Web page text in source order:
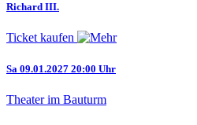
Richard III.
Ticket kaufen
Sa 09.01.2027 20:00 Uhr
Theater im Bauturm